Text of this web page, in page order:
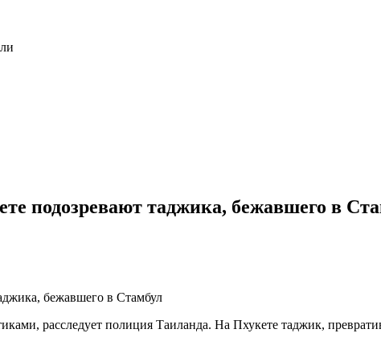
подозревают таджика, бежавшего в
бежавшего в Стамбул
расследует полиция Таиланда. На Пхукете таджик,